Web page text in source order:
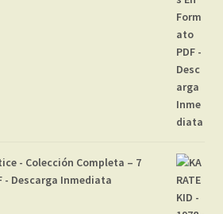
- Colección Completa – 7
- Descarga Inmediata